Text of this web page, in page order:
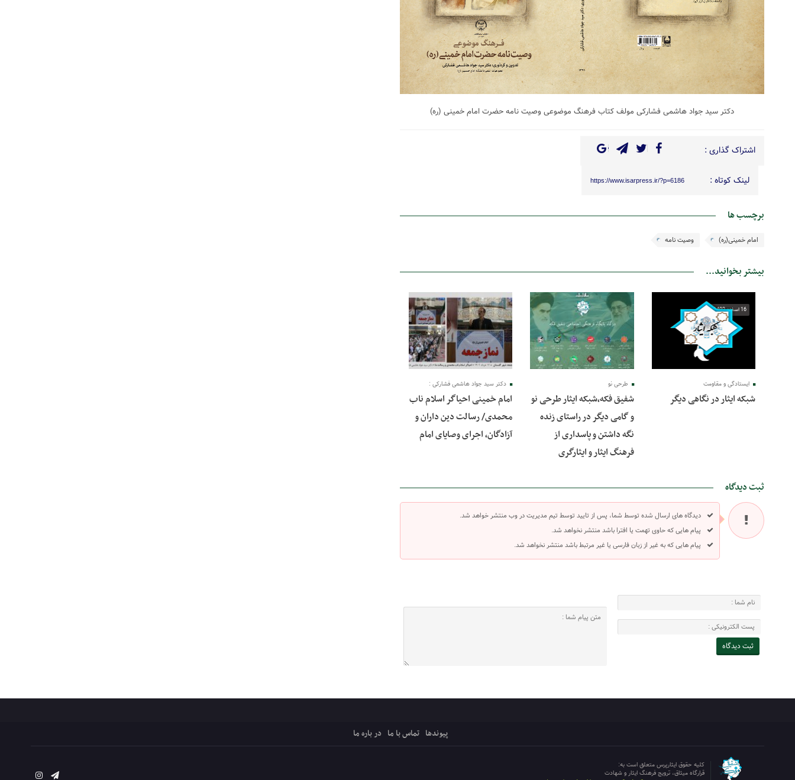
دکتر سید جواد هاشمی فشارکی مولف کتاب فرهنگ موضوعی وصیت نامه حضرت امام خمینی (ره)
اشتراک گذاری :
لینک کوتاه : https://www.isarpress.ir/?p=6186
برچسب ها
امام خمینی(ره) وصیت نامه
بیشتر بخوانید...
16 اسفند 1402
ایستادگی و مقاومت
شبکه ایثار در نگاهی دیگر
16 اسفند 1402
طرحی نو
شفیق فکه،شبکه ایثار طرحی نو
و گامی دیگر در راستای زنده
نگه داشتن و پاسداری از
فرهنگ ایثار و ایثارگری
14 خرداد 1402
دکتر سید جواد هاشمی فشارکی :
امام خمینی احیاگر اسلام ناب
محمدی/ رسالت دین داران و
آزادگان، اجرای وصایای امام
ثبت دیدگاه
دیدگاه های ارسال شده توسط شما، پس از تایید توسط تیم مدیریت در وب منتشر خواهد شد.
پیام هایی که حاوی تهمت یا افترا باشد منتشر نخواهد شد.
پیام هایی که به غیر از زبان فارسی یا غیر مرتبط باشد منتشر نخواهد شد.
پیوندها تماس با ما در باره ما
کلیه حقوق ایثارپرس متعلق است به:
قرارگاه میثاق، ترویج فرهنگ ایثار و شهادت